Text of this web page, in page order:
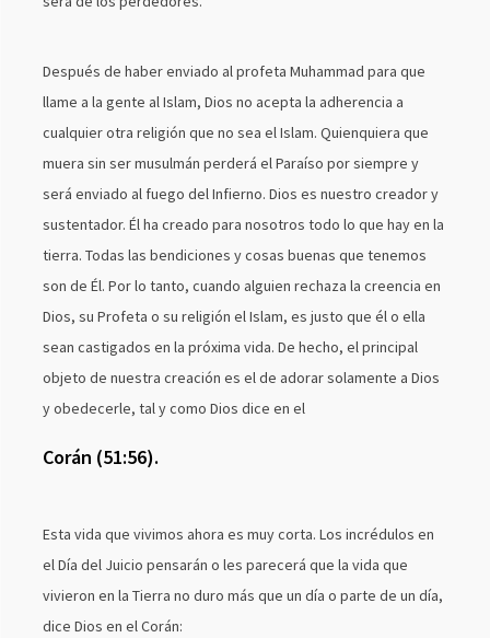
Después de haber enviado al profeta Muhammad para que
llame a la gente al Islam, Dios no acepta la adherencia a
cualquier otra religión que no sea el Islam. Quienquiera que
muera sin ser musulmán perderá el Paraíso por siempre y
será enviado al fuego del Infierno. Dios es nuestro creador y
sustentador. Él ha creado para nosotros todo lo que hay en la
tierra. Todas las bendiciones y cosas buenas que tenemos
son de Él. Por lo tanto, cuando alguien rechaza la creencia en
Dios, su Profeta o su religión el Islam, es justo que él o ella
sean castigados en la próxima vida. De hecho, el principal
objeto de nuestra creación es el de adorar solamente a Dios
y obedecerle, tal y como Dios dice en el
Corán (51:56).
Esta vida que vivimos ahora es muy corta. Los incrédulos en
el Día del Juicio pensarán o les parecerá que la vida que
vivieron en la Tierra no duro más que un día o parte de un día,
dice Dios en el Corán: